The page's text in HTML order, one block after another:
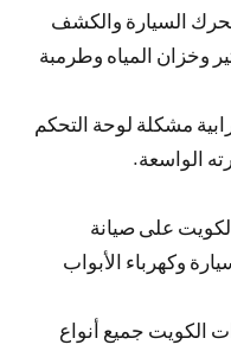
السيارة والكشف
وخزان المياه وطرمبة
مشكلة لوحة التحكم
الواسعة.
على صيانة
وكهرباء الأبواب
الكويت جميع أنواع